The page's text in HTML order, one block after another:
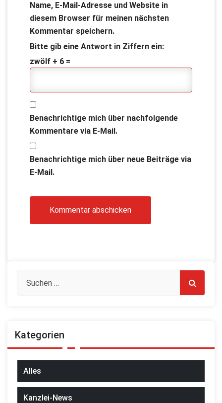
Name, E-Mail-Adresse und Website in
diesem Browser für meinen nächsten
Kommentar speichern.
Bitte gib eine Antwort in Ziffern ein:
zwölf + 6 =
Benachrichtige mich über nachfolgende
Kommentare via E-Mail.
Benachrichtige mich über neue Beiträge via
E-Mail.
Kategorien
Alles
Kanzlei-News